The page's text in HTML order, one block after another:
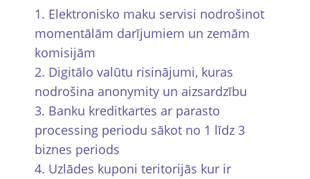
Elektronisko maku servisi nodrošinot
momentālām darījumiem un zemām
komisijām
Digitālo valūtu risinājumi, kuras
nodrošina anonymity un aizsardzību
Banku kreditkartes ar parasto
processing periodu sākot no 1 līdz 3
biznes periods
Uzlādes kuponi teritorijās kur ir